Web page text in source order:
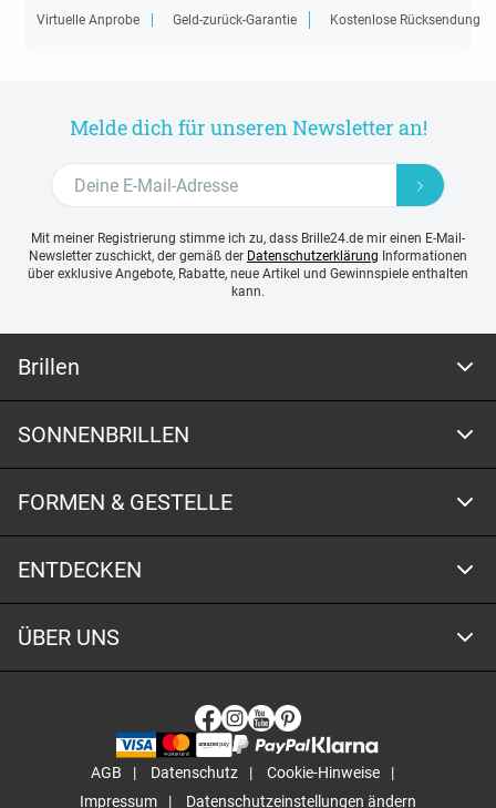
Virtuelle Anprobe Geld-zurück-Garantie Kostenlose Rücksendung
Melde dich für unseren Newsletter an!
Mit meiner Registrierung stimme ich zu, dass Brille24.de mir einen E-Mail-
Newsletter zuschickt, der gemäß der Datenschutzerklärung Informationen
über exklusive Angebote, Rabatte, neue Artikel und Gewinnspiele enthalten
kann.
Brillen
SONNENBRILLEN
FORMEN & GESTELLE
ENTDECKEN
ÜBER UNS
AGB Datenschutz
Cookie-Hinweise
Impressum
Datenschutzeinstellungen ändern